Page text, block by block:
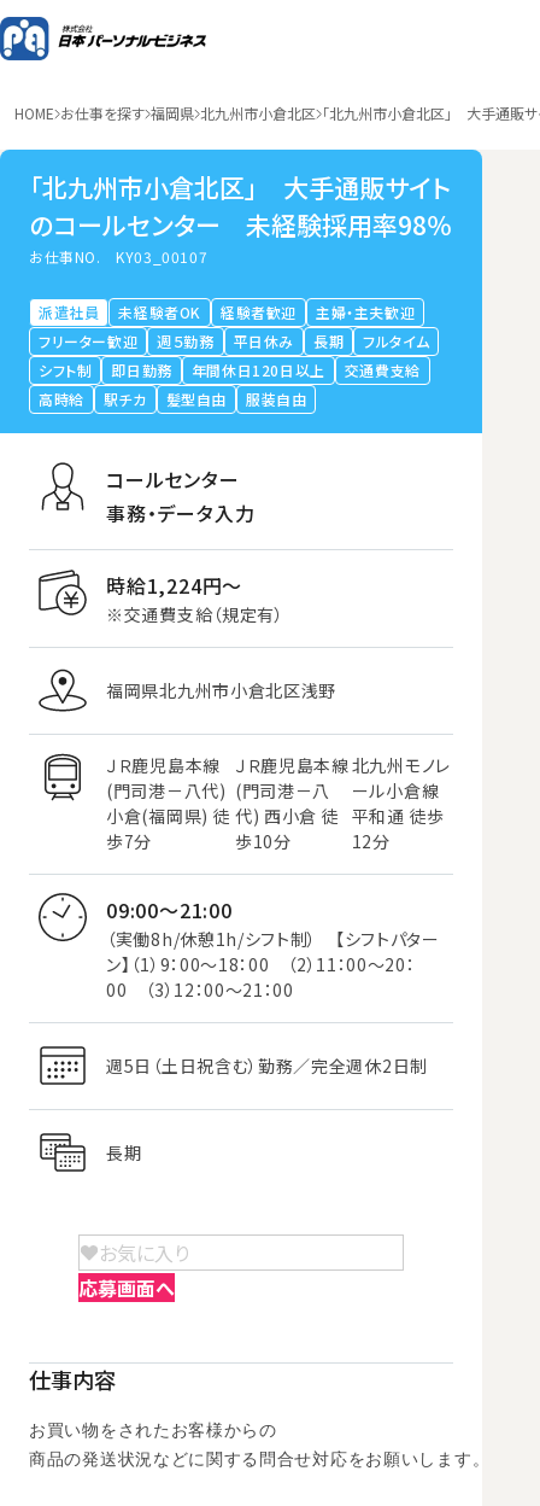
HOME お仕事を探す 福岡県 北九州市小倉北区 「北九州市小倉北区」 大手通販
「北九州市小倉北区」 大手通販サイト
のコールセンター 未経験採用率98％
お仕事NO.KY03_00107
派遣社員 未経験者OK 経験者歓迎
主婦・主夫歓迎
フリーター歓迎
週５勤務 平日休み 長期
フルタイム
シフト制
即日勤務 年間休日120日以上
交通費支給
高時給
駅チカ 髪型自由 服装自由
コールセンター
事務・データ入力
時給1,224円〜
※交通費支給（規定有）
福岡県北九州市小倉北区浅野
ＪＲ鹿児島本線
(門司港－八代)
小倉(福岡県) 徒
歩7分
ＪＲ鹿児島本線
(門司港－八
代) 西小倉 徒
歩10分
北九州モノレ
ール小倉線
平和通 徒歩
12分
09:00～21:00
（実働8h/休憩1h/シフト制） 【シフトパター
ン】（1）9：00～18：00 （2）11：00～20：
00 （3）12：00～21：00
週5日（土日祝含む）勤務／完全週休2日制
長期
お気に入り
応募画面へ
仕事内容
お買い物をされたお客様からの
商品の発送状況などに関する問合せ対応をお願いします。